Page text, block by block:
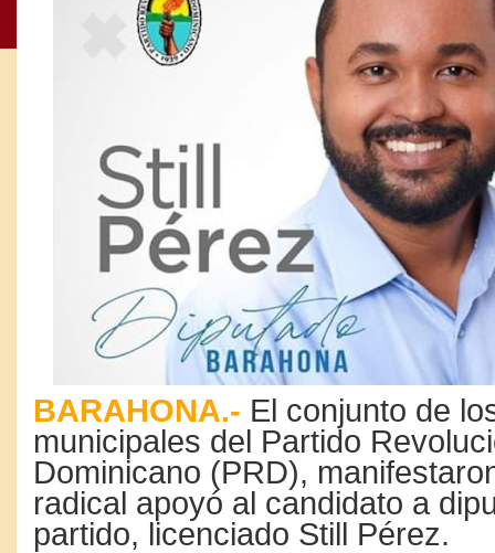
BARAHONA.- El conjunto de
municipales del Partido
Dominicano (PRD),
radical apoyó al candidato a
partido, licenciado Still Pérez.